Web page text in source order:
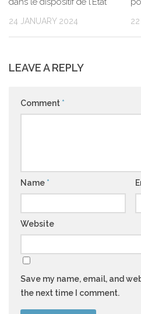
24 JANUARY 2024
LEAVE A REPLY
Comment *
Name *
Website
Save my name, email, and
the next time I comment.